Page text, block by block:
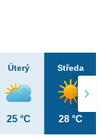
Úterý
25 °C
Středa
28 °C